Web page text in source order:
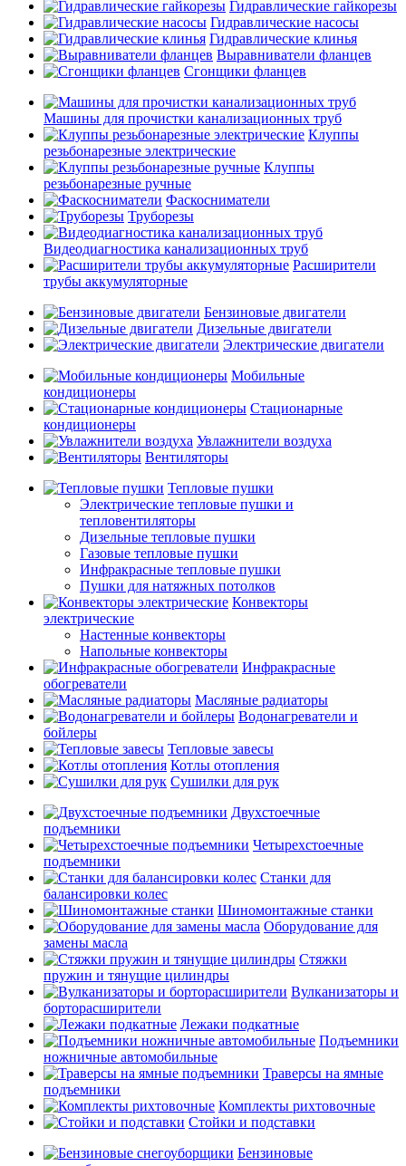
Гидравлические гайкорезы
Гидравлические насосы
Гидравлические клинья
Выравниватели фланцев
Сгонщики фланцев
Машины для прочистки канализационных труб
Клуппы
резьбонарезные электрические
Клуппы
резьбонарезные ручные
Фаскосниматели
Труборезы
Видеодиагностика канализационных труб
Расширители
трубы аккумуляторные
Бензиновые двигатели
Дизельные двигатели
Электрические двигатели
Мобильные
кондиционеры
Стационарные
кондиционеры
Увлажнители воздуха
Вентиляторы
Тепловые пушки
Электрические тепловые пушки и
тепловентиляторы
Дизельные тепловые пушки
Газовые тепловые пушки
Инфракрасные тепловые пушки
Пушки для натяжных потолков
Конвекторы
электрические
Настенные конвекторы
Напольные конвекторы
Инфракрасные
обогреватели
Масляные радиаторы
Водонагреватели и
бойлеры
Тепловые завесы
Котлы отопления
Сушилки для рук
Двухстоечные
подъемники
Четырехстоечные
подъемники
Станки для
балансировки колес
Шиномонтажные станки
Оборудование для
замены масла
Стяжки
пружин и тянущие цилиндры
Вулканизаторы и
борторасширители
Лежаки подкатные
Подъемники
ножничные автомобильные
Траверсы на ямные
подъемники
Комплекты рихтовочные
Стойки и подставки
Бензиновые